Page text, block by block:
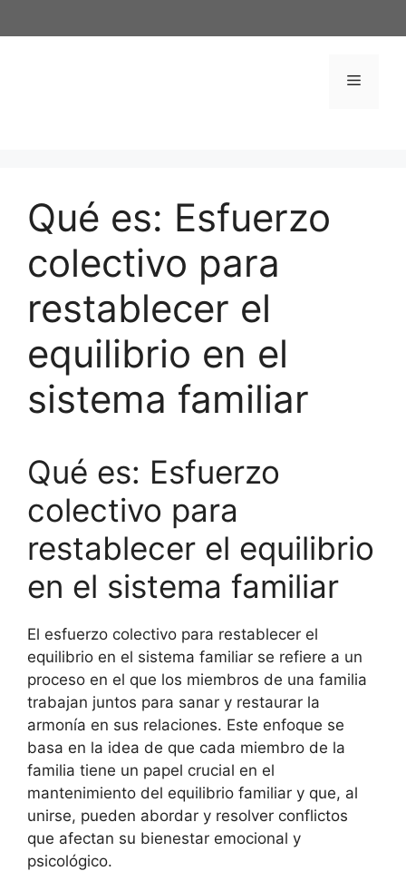
al
Menú
Qué es: Esfuerzo
colectivo para
restablecer el
equilibrio en el
sistema familiar
Qué es: Esfuerzo
colectivo para
restablecer el equilibrio
en el sistema familiar
El esfuerzo colectivo para restablecer el
equilibrio en el sistema familiar se refiere a un
proceso en el que los miembros de una familia
trabajan juntos para sanar y restaurar la
armonía en sus relaciones. Este enfoque se
basa en la idea de que cada miembro de la
familia tiene un papel crucial en el
mantenimiento del equilibrio familiar y que, al
unirse, pueden abordar y resolver conflictos
que afectan su bienestar emocional y
psicológico.